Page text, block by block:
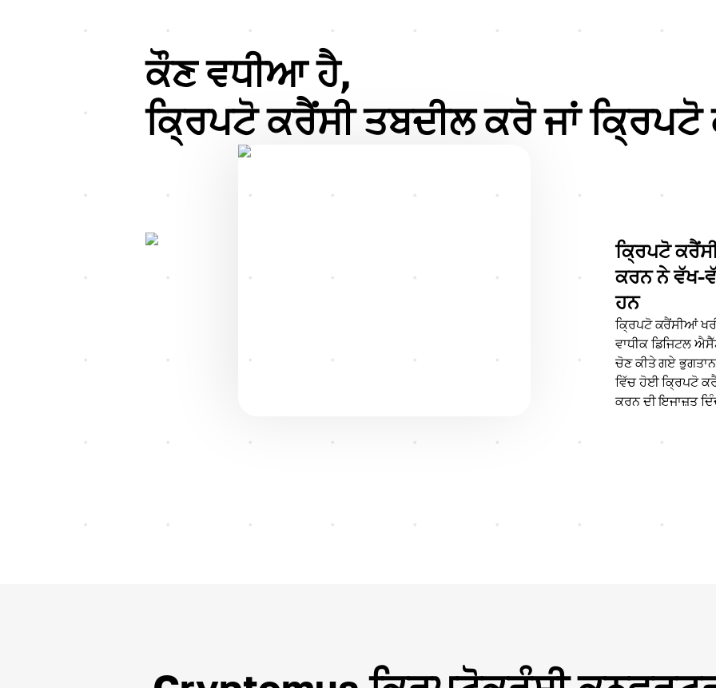
ਕੌਣ ਵਧੀਆ ਹੈ,
ਕ੍ਰਿਪਟੋ ਕਰੈਂਸੀ ਤਬਦੀਲ ਕਰੋ ਜਾਂ ਕ੍ਰਿਪਟੋ
ਕ੍ਰਿਪਟੋ
ਕਰਨ ਨੇ ਵੱਖ-
ਹਨ
ਕ੍ਰਿਪਟੋ ਕਰੈਂਸੀਆਂ
ਵਾਧੀਕ ਡਿਜਿਟਲ
ਚੋਣ ਕੀਤੇ ਗਏ
ਵਿੱਚ ਹੋਈ ਕ੍ਰਿਪਟੋ
ਕਰਨ ਦੀ ਇਜਾਜ਼ਤ